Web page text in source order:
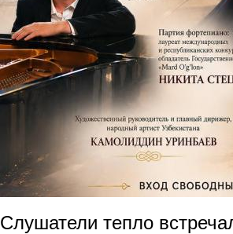
Слушатели тепло